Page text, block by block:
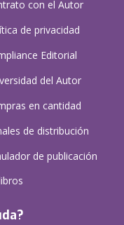
con el Autor
de privacidad
Editorial
del Autor
en cantidad
de distribución
de publicación